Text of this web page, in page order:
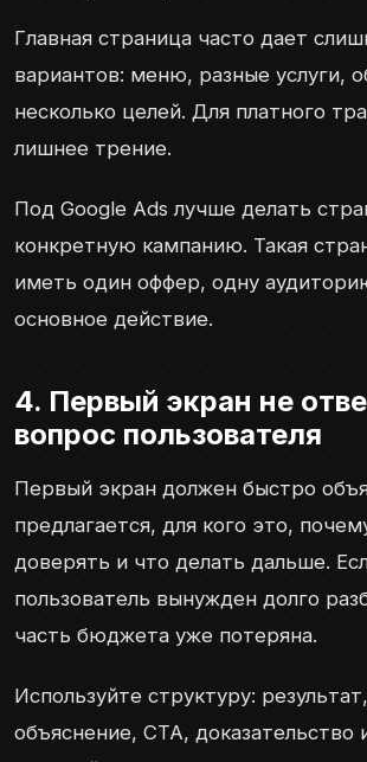
Главная страница часто дает
вариантов: меню, разные услуги,
несколько целей. Для платного
лишнее трение.
Под Google Ads лучше делать
конкретную кампанию. Такая
иметь один оффер, одну
основное действие.
4. Первый экран не
вопрос пользователя
Первый экран должен быстро
предлагается, для кого это,
доверять и что делать дальше.
пользователь вынужден долго
часть бюджета уже потеряна.
Используйте структуру:
объяснение, CTA, доказательство